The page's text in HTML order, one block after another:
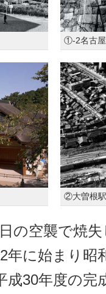
①-2名古
②大曽根
の空襲で焼
年に始まり昭
成30年度の完